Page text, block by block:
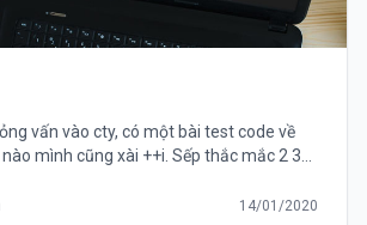
vấn vào cty, có một bài test code về
mình cũng xài ++i. Sếp thắc mắc 2 3
14/01/2020